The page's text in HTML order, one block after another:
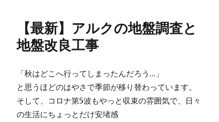
【最新】アルクの地盤調査と
地盤改良工事
「秋はどこへ行ってしまったんだろう…」
と思うほどのはやさで季節が移り替わっています。
そして、コロナ第5波もやっと収束の雰囲気で、日々
の生活にちょっとだけ安堵感